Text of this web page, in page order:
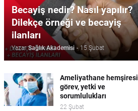
Becayiş nedir? Nasıl yapılır?
Dilekçe örneği ve becayiş
ilanları
Yazar Sağlık Akademisi - 15 Şubat
Ameliyathane hemşiresi
görev, yetki ve
sorumlulukları
22 Şubat